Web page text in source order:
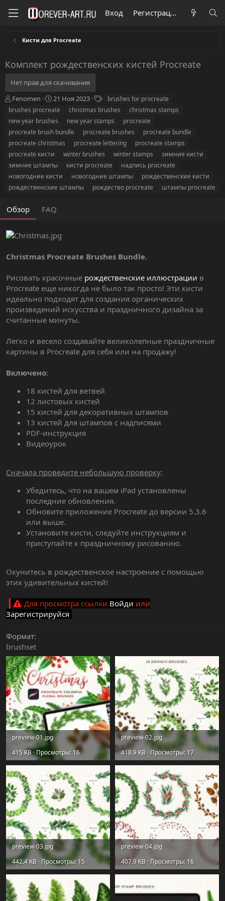
Вход Регистрация
Кисти для Procreate
Комплект рождественских кистей Procreate
Нет прав для скачивания
А
в
о
р
Fenomen
Д
а
а
с
о
з
н
и
21 Ноя 2023
е
и
brushes for procreate
brushes procreate
christmas brushes
christmas stamps
new year brushes
new year stamps
procreate
procreate brush bundle
procreate brushes
procreate bundle
procreate christmas
procreate lettering
procreate stamps
procreate кисти
winter brushes winter stamps
зимние кисти
зимние штампы
кисти procreate
надпись procreate
новогодние кисти
новогодние штампы
рождественские кисти
рождественские штампы
рождество procreate штампы procreate
Обзор FAQ
Christmas Procreate Brushes Bundle.
Рисовать красочные рождественские иллюстрации в
Procreate еще никогда не было так просто! Эти кисти
идеально подходят для создания органических
произведений искусства и праздничного дизайна за
считанные минуты.
Легко и весело создавайте великолепные праздничные
картины в Procreate для себя или на продажу!
Включено:
18 кистей для ветвей
12 листовых кистей
15 кистей для декоративных штампов
13 кистей для штампов с надписями
PDF-инструкция
Видеоурок
Сначала проведите небольшую проверку:
Убедитесь, что на вашем iPad установлены
последние обновления.
Обновите приложение Procreate до версии 5.3.6
или выше.
Установите кисти, следуйте инструкциям и
приступайте к праздничному рисованию.
Окунитесь в рождественское настроение с помощью
этих удивительных кистей!
Для просмотра ссылки Войди или
Зарегистрируйся
Формат
brushset
preview-01.jpg
415 KB · Просмотры: 16
preview-02.jpg
418.9 KB · Просмотры: 17
preview-03.jpg
442.4 KB · Просмотры: 15
preview-04.jpg
407.9 KB · Просмотры: 16